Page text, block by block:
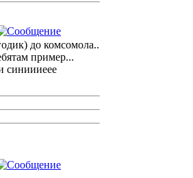
до комсомола..
пример...
синиииеее